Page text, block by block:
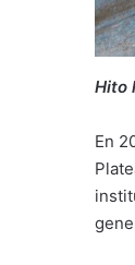
Hito
En